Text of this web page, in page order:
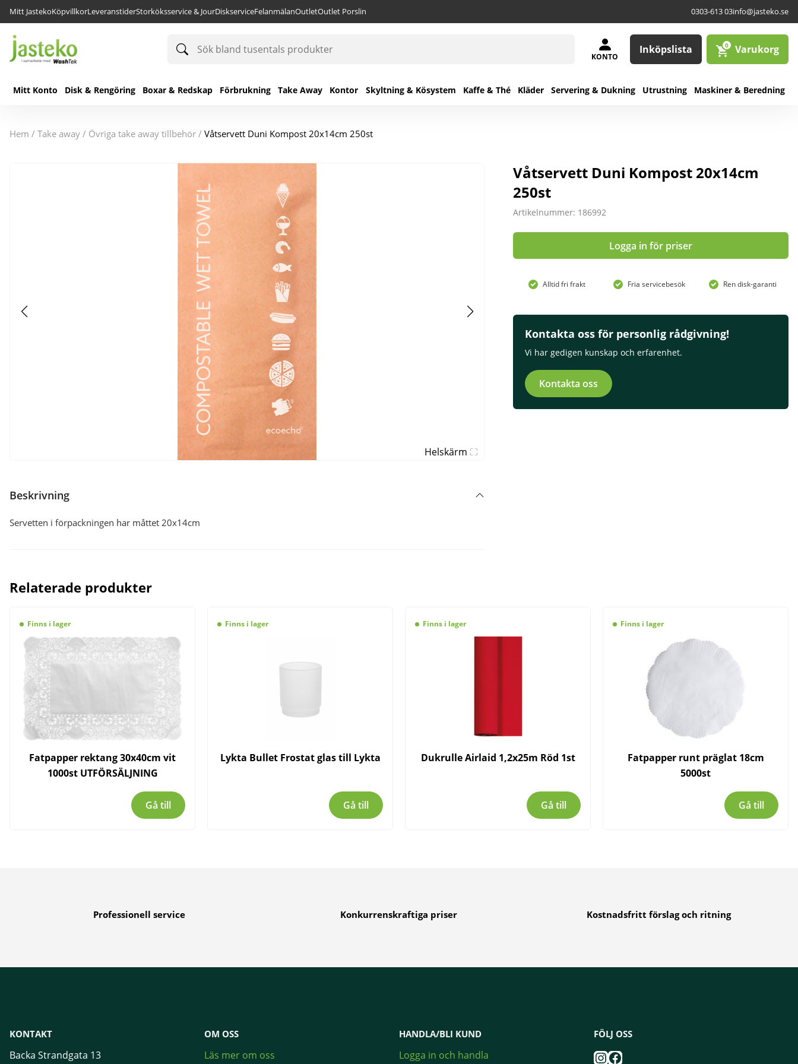
Mitt JastekoKöpvillkorLeveranstiderStorköksservice & JourDiskserviceFelanmälanOutletOutlet Porslin 0303-613 03info@jasteko.se
Sök
bland
produkter
KONTO
Inköpslista 0 Varukorg
Mitt Konto Disk & Rengöring Boxar & Redskap Förbrukning Take Away Kontor Skyltning & Kösystem Kaffe & Thé Kläder Servering & Dukning Utrustning Maskiner & Beredning
hem / take away / övriga take away tillbehör / Våtservett Duni Kompost 20x14cm 250st
Helskärm
Våtservett Duni Kompost 20x14cm
250st
Artikelnummer: 186992
Logga in för priser
Alltid fri frakt Fria servicebesök Ren disk-garanti
Kontakta oss för personlig rådgivning!
Vi har gedigen kunskap och erfarenhet.
Kontakta oss
Beskrivning
Servetten i förpackningen har måttet 20x14cm
Relaterade produkter
Finns i lager
Fatpapper rektang 30x40cm vit
1000st UTFÖRSÄLJNING
Gå till
Finns i lager
Lykta Bullet Frostat glas till Lykta
Gå till
Finns i lager
Dukrulle Airlaid 1,2x25m Röd 1st
Gå till
Finns i lager
Fatpapper runt präglat 18cm
5000st
Gå till
Professionell service Konkurrenskraftiga priser Kostnadsfritt förslag och ritning
KONTAKT
Backa Strandgata 13
OM OSS
Läs mer om oss
HANDLA/BLI KUND
Logga in och handla
FÖLJ OSS